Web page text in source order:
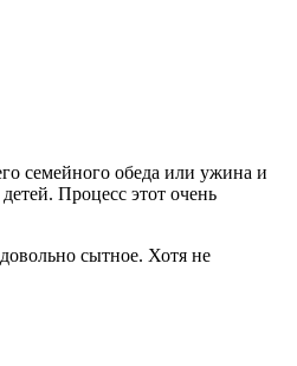
семейного обеда или ужина и
Процесс этот очень
сытное. Хотя не